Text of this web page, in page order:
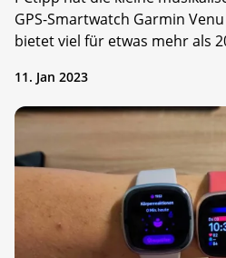
GPS-Smartwatch Garmin
bietet viel für etwas mehr als
11. Jan 2023